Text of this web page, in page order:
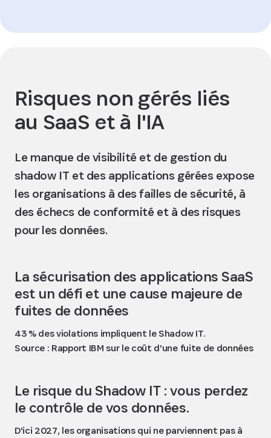
Risques non gérés liés
au SaaS et à l'IA
Le manque de visibilité et de gestion du
shadow IT et des applications gérées expose
les organisations à des failles de sécurité, à
des échecs de conformité et à des risques
pour les données.
La sécurisation des applications SaaS
est un défi et une cause majeure de
fuites de données
43 % des violations impliquent le Shadow IT.
Source : Rapport IBM sur le coût d'une fuite de données
Le risque du Shadow IT : vous perdez
le contrôle de vos données.
D'ici 2027, les organisations qui ne parviennent pas à